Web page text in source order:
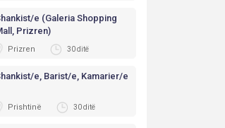
e (Galeria Shopping
Prizren)
Prizren 30 ditë
e, Barist/e, Kamarier/e
Prishtinë 30 ditë